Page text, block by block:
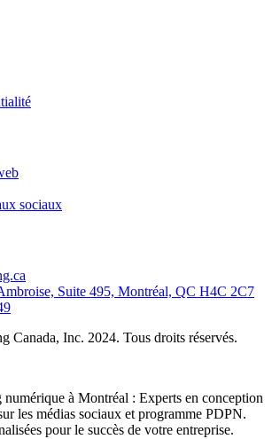
sociaux
Suite 495, Montréal, QC H4C 2C7
Canada, Inc. 2024. Tous droits réservés.
numérique à Montréal : Experts en conception
les médias sociaux et programme PDPN.
pour le succès de votre entreprise.